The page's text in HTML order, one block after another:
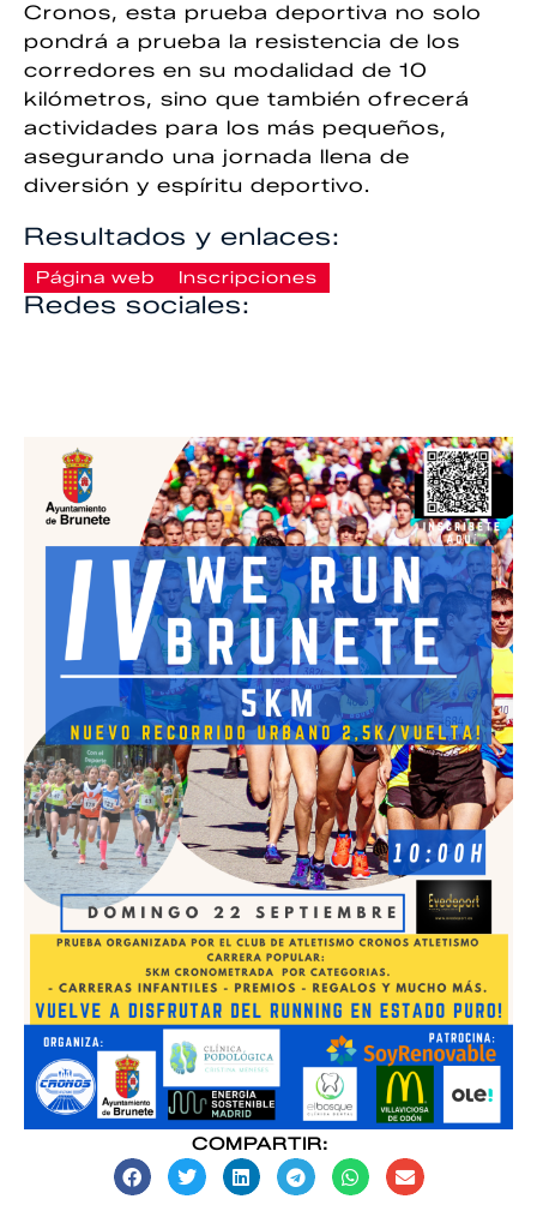
Cronos, esta prueba deportiva no solo
pondrá a prueba la resistencia de los
corredores en su modalidad de 10
kilómetros, sino que también ofrecerá
actividades para los más pequeños,
asegurando una jornada llena de
diversión y espíritu deportivo.
Resultados y enlaces:
Página web Inscripciones
Redes sociales:
COMPARTIR: